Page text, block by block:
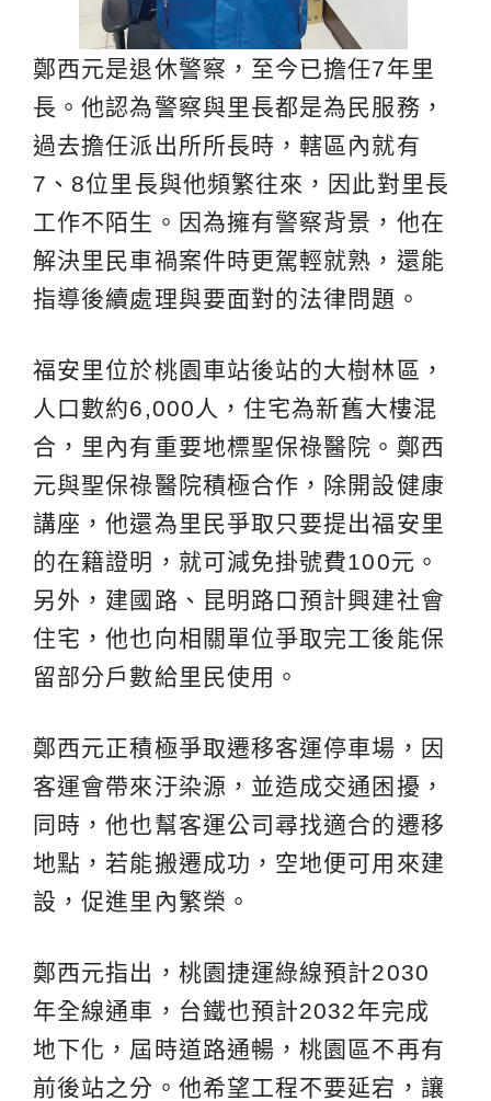
鄭西元是退休警察，至今已擔任7年里
長。他認為警察與里長都是為民服務，
過去擔任派出所所長時，轄區內就有
7、8位里長與他頻繁往來，因此對里長
工作不陌生。因為擁有警察背景，他在
解決里民車禍案件時更駕輕就熟，還能
指導後續處理與要面對的法律問題。
福安里位於桃園車站後站的大樹林區，
人口數約6,000人，住宅為新舊大樓混
合，里內有重要地標聖保祿醫院。鄭西
元與聖保祿醫院積極合作，除開設健康
講座，他還為里民爭取只要提出福安里
的在籍證明，就可減免掛號費100元。
另外，建國路、昆明路口預計興建社會
住宅，他也向相關單位爭取完工後能保
留部分戶數給里民使用。
鄭西元正積極爭取遷移客運停車場，因
客運會帶來汙染源，並造成交通困擾，
同時，他也幫客運公司尋找適合的遷移
地點，若能搬遷成功，空地便可用來建
設，促進里內繁榮。
鄭西元指出，桃園捷運綠線預計2030
年全線通車，台鐵也預計2032年完成
地下化，屆時道路通暢，桃園區不再有
前後站之分。他希望工程不要延宕，讓